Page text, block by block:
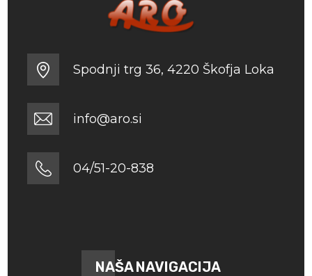
Spodnji trg 36, 4220 Škofja Loka
info@aro.si
04/51-20-838
NAŠA NAVIGACIJA